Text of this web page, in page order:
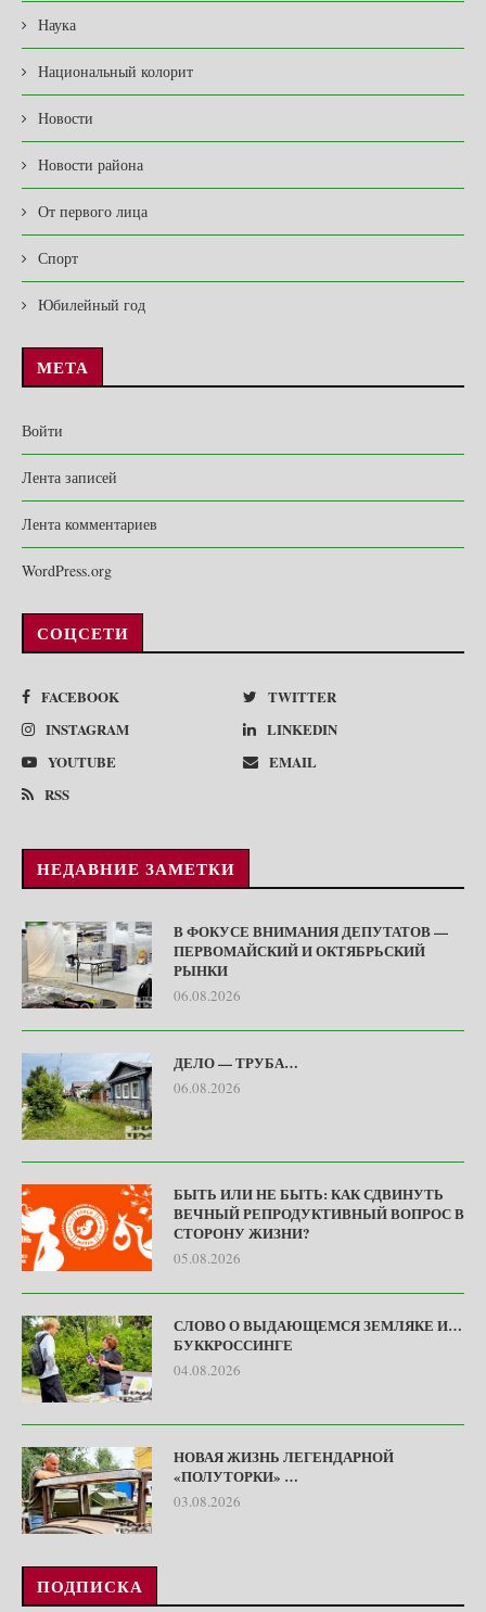
Наука
Национальный колорит
Новости
Новости района
От первого лица
Спорт
Юбилейный год
МЕТА
Войти
Лента записей
Лента комментариев
WordPress.org
СОЦСЕТИ
FACEBOOK
TWITTER
INSTAGRAM
LINKEDIN
YOUTUBE
EMAIL
RSS
НЕДАВНИЕ ЗАМЕТКИ
В ФОКУСЕ ВНИМАНИЯ ДЕПУТАТОВ —
ПЕРВОМАЙСКИЙ И ОКТЯБРЬСКИЙ
РЫНКИ
06.08.2026
ДЕЛО — ТРУБА…
06.08.2026
БЫТЬ ИЛИ НЕ БЫТЬ: КАК СДВИНУТЬ
ВЕЧНЫЙ РЕПРОДУКТИВНЫЙ ВОПРОС В
СТОРОНУ ЖИЗНИ?
05.08.2026
СЛОВО О ВЫДАЮЩЕМСЯ ЗЕМЛЯКЕ И…
БУККРОССИНГЕ
04.08.2026
НОВАЯ ЖИЗНЬ ЛЕГЕНДАРНОЙ
«ПОЛУТОРКИ» …
03.08.2026
ПОДПИСКА